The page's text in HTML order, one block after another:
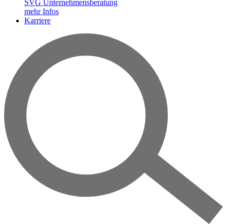
SVG Unternehmensberatung
mehr Infos
Karriere